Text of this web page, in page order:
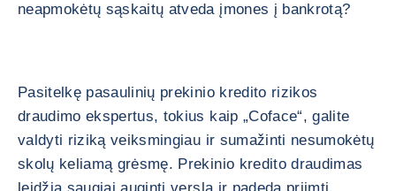
neapmokėtų sąskaitų atveda įmones į bankrotą?
Pasitelkę pasaulinių prekinio kredito rizikos
draudimo ekspertus, tokius kaip „Coface“, galite
valdyti riziką veiksmingiau ir sumažinti nesumokėtų
skolų keliamą grėsmę. Prekinio kredito draudimas